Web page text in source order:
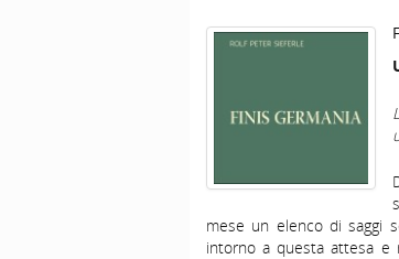
mese un elenco di saggi
intorno a questa attesa e